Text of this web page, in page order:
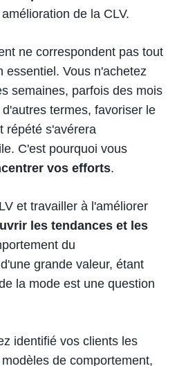
de la CLV.
ne correspondent pas tout
essentiel. Vous n'achetez
semaines, parfois des mois
termes, favoriser le
répété s'avérera
C'est pourquoi vous
vos efforts.
et travailler à l'améliorer
les tendances et les
du
grande valeur, étant
la mode est une question
identifié vos clients les
de comportement,